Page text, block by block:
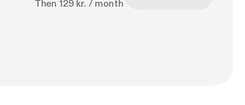
Then 129 kr. / month